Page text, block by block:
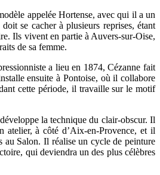
appelée Hortense, avec qui il a un
se cacher à plusieurs reprises, étant
Ils vivent en partie à Auvers-sur-Oise,
de sa femme.
a lieu en 1874, Cézanne fait
ensuite à Pontoise, où il collabore
cette période, il travaille sur le motif
la technique du clair-obscur. Il
atelier, à côté d’Aix-en-Provence, et il
au Salon. Il réalise un cycle de peinture
qui deviendra un des plus célèbres